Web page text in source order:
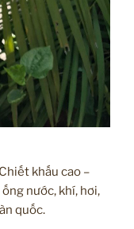
Chiết khấu cao –
nước, khí, hơi,
quốc.